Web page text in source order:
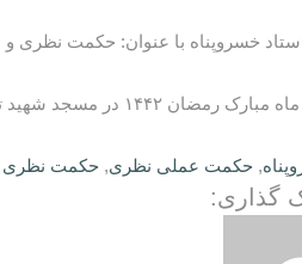
خسروپناه با عنوان: حکمت نظری و
, حکمت عملی نظری, حکمت نظری
گذاری: